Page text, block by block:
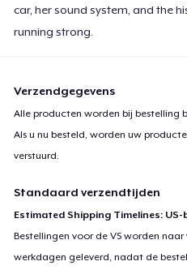
car, her sound system, and the
running strong.
Verzendgegevens
Alle producten worden bij bestelling
Als u nu besteld, worden uw
verstuurd.
Standaard verzendtijden
Estimated Shipping Timelines:
Bestellingen voor de VS worden
werkdagen geleverd, nadat de